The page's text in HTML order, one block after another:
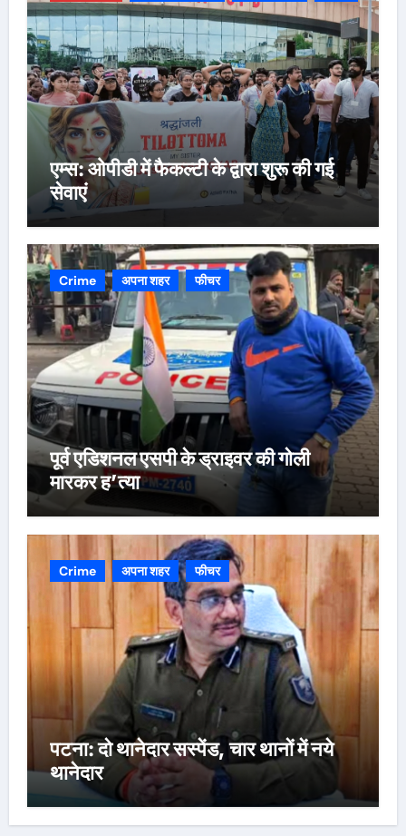
एम्स: ओपीडी में फैकल्टी के द्वारा शुरू की गई
सेवाएं
Crime अपना शहर फीचर
पूर्व एडिशनल एसपी के ड्राइवर की गोली
मारकर ह’त्या
Crime अपना शहर फीचर
पटना: दो थानेदार सस्पेंड, चार थानों में नये
थानेदार